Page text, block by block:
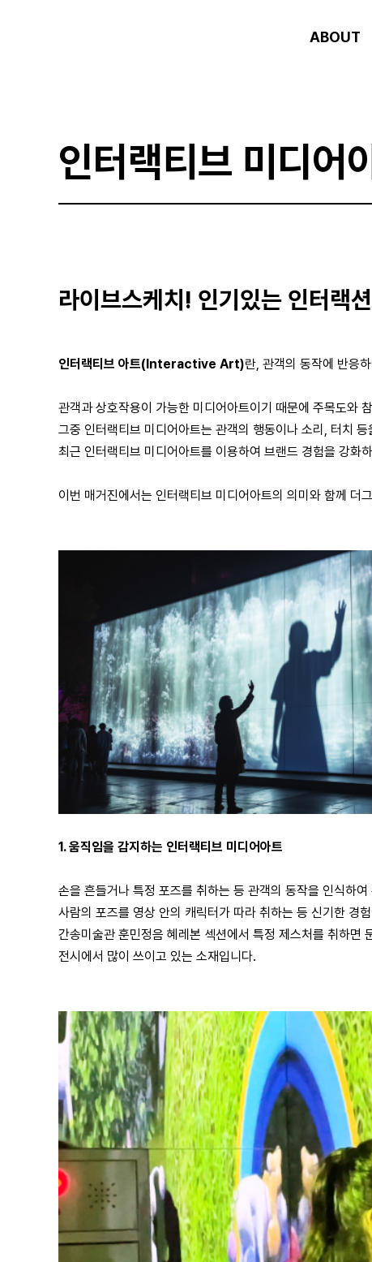
ABOUT
인터랙티브 미디어
라이브스케치! 인기있는 인터랙
인터랙티브 아트(Interactive Art)란, 관객의 동작에 반응
관객과 상호작용이 가능한 미디어아트이기 때문에 주목도와
그중 인터랙티브 미디어아트는 관객의 행동이나 소리, 터치
최근 인터랙티브 미디어아트를 이용하여 브랜드 경험을 강화
이번 매거진에서는 인터랙티브 미디어아트의 의미와 함께 더
1. 움직임을 감지하는 인터랙티브 미디어아트
손을 흔들거나 특정 포즈를 취하는 등 관객의 동작을 인식하
사람의 포즈를 영상 안의 캐릭터가 따라 취하는 등 신기한 경
간송미술관 훈민정음 혜레본 섹션에서 특정 제스처를 취하면
전시에서 많이 쓰이고 있는 소재입니다.